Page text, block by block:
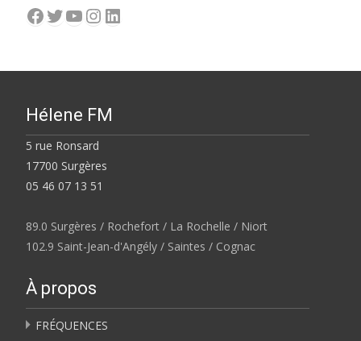
Facebook
Twitter
YouTube
Instagram
LinkedIn
Hélene FM
5 rue Ronsard
17700 Surgères
05 46 07 13 51
89.0 Surgères / Rochefort / La Rochelle / Niort
102.9 Saint-Jean-d'Angély / Saintes / Cognac
À propos
FRÉQUENCES